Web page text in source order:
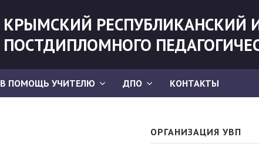
КРЫМСКИЙ РЕСПУБЛИКАНСКИЙ
ПОСТДИПЛОМНОГО
В ПОМОЩЬ УЧИТЕЛЮ ДПО КОНТАКТЫ
ОРГАНИЗАЦИЯ УВП